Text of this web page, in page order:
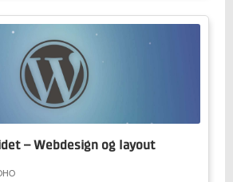
– Webdesign og layout